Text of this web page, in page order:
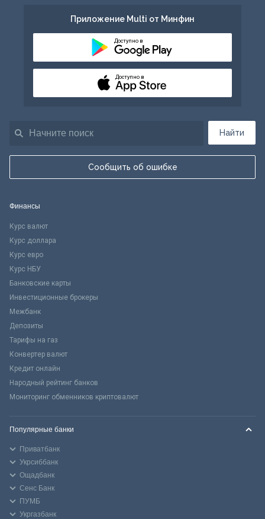
Найти
Сообщить об ошибке
Приложение Multi от Минфин
Доступно в
Доступно в
Финансы
Курс валют
Курс доллара
Курс евро
Курс НБУ
Банковские карты
Инвестиционные брокеры
Межбанк
Депозиты
Тарифы на газ
Конвертер валют
Кредит онлайн
Народный рейтинг банков
Мониторинг обменников криптовалют
Популярные банки
Приватбанк
Укрсиббанк
Ощадбанк
Сенс Банк
ПУМБ
Укргазбанк